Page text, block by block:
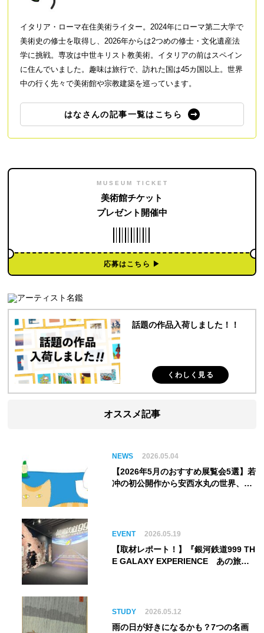
イタリア・ローマ在住美術ライター。2024年にローマ第二大学で
美術史の修士を取得し、2026年からは2つめの修士・文化遺産法
学に挑戦。専攻は中世キリスト教美術。イタリアの前はスペイン
に住んでいました。趣味は旅行で、訪れた国は45カ国以上。世界
中の行く先々で美術館や宗教建築を巡っています。
はなさんの記事一覧はこちら
MUSEUM TICKET
美術館チケット
プレゼント開催中
応募はこちら ▶︎
話題の作品入荷しました！！
くわしく見る
オススメ記事
NEWS 2026.05.04
【2026年5月のおすすめ展覧会5選】若
冲の初公開作から安西水丸の世界、そ
EVENT 2026.05.19
【取材レポート！】『銀河鉄道999 TH
E GALAXY EXPERIENCE あの旅
ム】
STUDY 2026.05.12
雨の日が好きになるかも？7つの名画